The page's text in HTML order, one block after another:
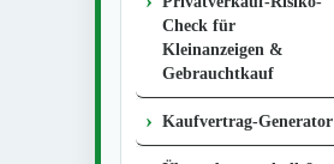
Check für
Kleinanzeigen &
Gebrauchtkauf
Kaufvertrag-Generator